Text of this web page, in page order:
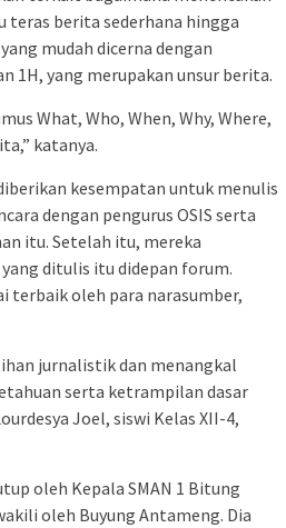
teras berita sederhana hingga
mudah dicerna dengan
1H, yang merupakan unsur berita.
What, Who, When, Why, Where,
katanya.
kesempatan untuk menulis
dengan pengurus OSIS serta
itu. Setelah itu, mereka
ditulis itu didepan forum.
terbaik oleh para narasumber,
jurnalistik dan menangkal
serta ketrampilan dasar
Joel, siswi Kelas XII-4,
oleh Kepala SMAN 1 Bitung
oleh Buyung Antameng. Dia